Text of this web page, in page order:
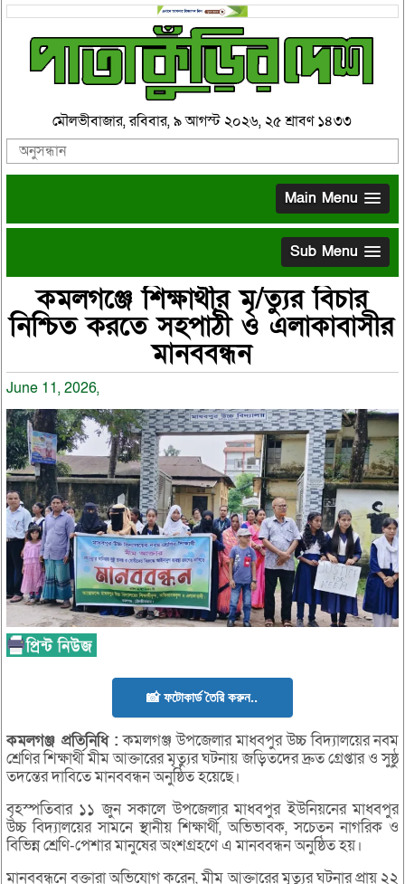
মৌলভীবাজার, রবিবার, ৯ আগস্ট ২০২৬, ২৫ শ্রাবণ ১৪৩৩
Main Menu
Sub Menu
কমলগঞ্জে শিক্ষার্থীর মৃ/ত্যুর বিচার
নিশ্চিত করতে সহপাঠী ও এলাকাবাসীর
মানববন্ধন
June 11, 2026,
📸 ফটোকার্ড তৈরি করুন..
কমলগঞ্জ প্রতিনিধি : কমলগঞ্জ উপজেলার মাধবপুর উচ্চ বিদ্যালয়ের নবম
শ্রেণির শিক্ষার্থী মীম আক্তারের মৃত্যুর ঘটনায় জড়িতদের দ্রুত গ্রেপ্তার ও সুষ্ঠু
তদন্তের দাবিতে মানববন্ধন অনুষ্ঠিত হয়েছে।
বৃহস্পতিবার ১১ জুন সকালে উপজেলার মাধবপুর ইউনিয়নের মাধবপুর
উচ্চ বিদ্যালয়ের সামনে স্থানীয় শিক্ষার্থী, অভিভাবক, সচেতন নাগরিক ও
বিভিন্ন শ্রেণি-পেশার মানুষের অংশগ্রহণে এ মানববন্ধন অনুষ্ঠিত হয়।
মানববন্ধনে বক্তারা অভিযোগ করেন, মীম আক্তারের মৃত্যুর ঘটনার প্রায় ২২